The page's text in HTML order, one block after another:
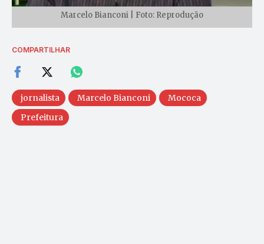
Marcelo Bianconi | Foto: Reprodução
COMPARTILHAR
jornalista Marcelo Bianconi
Mococa
Prefeitura